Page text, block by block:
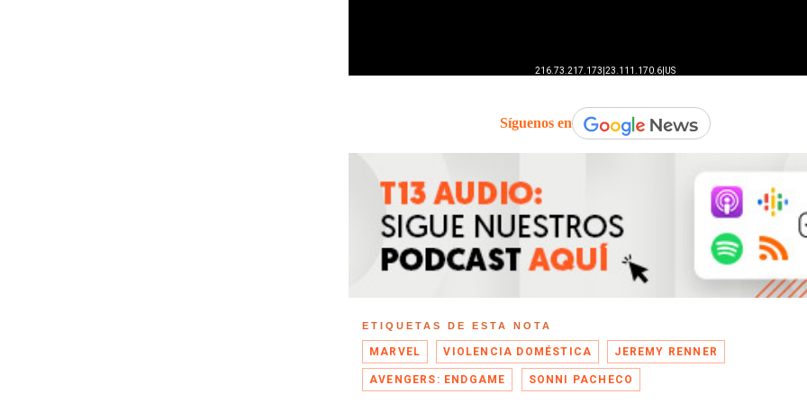
Síguenos en
ETIQUETAS DE ESTA NOTA
MARVEL VIOLENCIA DOMÉSTICA JEREMY RENNER
AVENGERS: ENDGAME SONNI PACHECO